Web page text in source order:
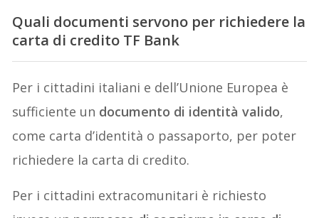
Quali documenti servono per richiedere la
carta di credito TF Bank
Per i cittadini italiani e dell’Unione Europea è
sufficiente un documento di identità valido,
come carta d’identità o passaporto, per poter
richiedere la carta di credito.
Per i cittadini extracomunitari è richiesto